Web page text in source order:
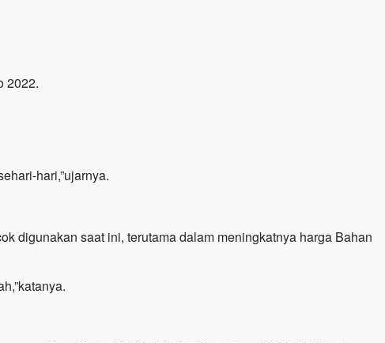
2022.
hari,”ujarnya.
digunakan saat ini, terutama dalam meningkatnya harga Bahan